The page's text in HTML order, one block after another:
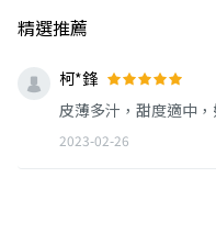
精選推薦
柯*鋒
皮薄多汁，甜度適中，
2023-02-26